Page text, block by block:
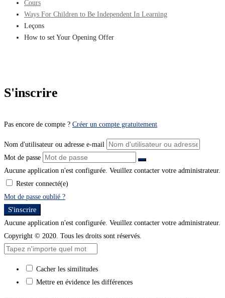
Cours
Ways For Children to Be Independent In Learning
Leçons
How to set Your Opening Offer
S'inscrire
Pas encore de compte ? Créer un compte gratuitement
Nom d'utilisateur ou adresse e-mail
Mot de passe
Aucune application n'est configurée. Veuillez contacter votre administrateur.
Rester connecté(e)
Mot de passe oublié ?
S'inscrire
Aucune application n'est configurée. Veuillez contacter votre administrateur.
Copyright © 2020. Tous les droits sont réservés.
Cacher les similitudes
Mettre en évidence les différences